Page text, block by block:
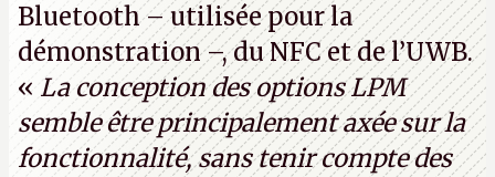
Bluetooth – utilisée pour la
démonstration –, du NFC et de l’UWB.
« La conception des options LPM
semble être principalement axée sur la
fonctionnalité, sans tenir compte des